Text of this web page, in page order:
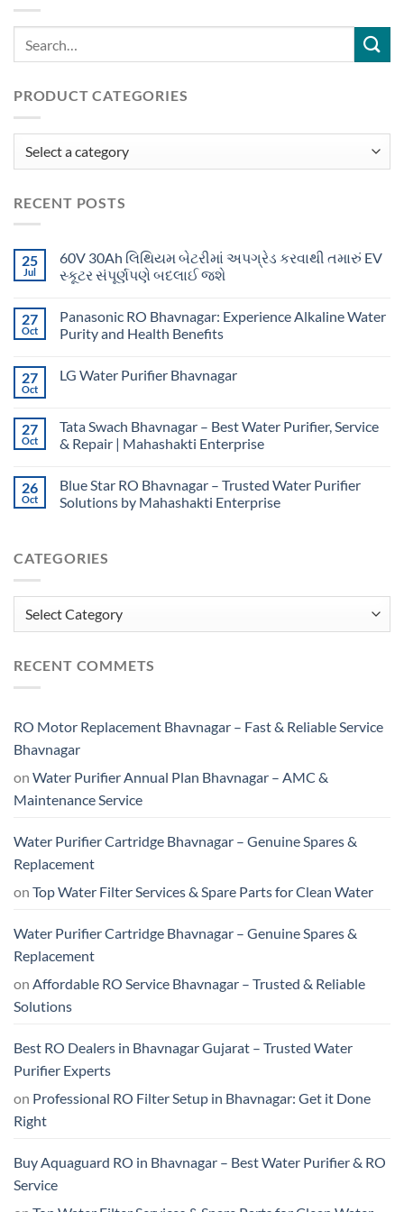
PRODUCT CATEGORIES
RECENT POSTS
25
Jul
60V 30Ah લિથિયમ બેટરીમાં અપગ્રેડ કરવાથી તમારું EV
સ્કૂટર સંપૂર્ણપણે બદલાઈ જશે
27
Oct
Panasonic RO Bhavnagar: Experience Alkaline Water
Purity and Health Benefits
27
Oct
LG Water Purifier Bhavnagar
27
Oct
Tata Swach Bhavnagar – Best Water Purifier, Service
& Repair | Mahashakti Enterprise
26
Oct
Blue Star RO Bhavnagar – Trusted Water Purifier
Solutions by Mahashakti Enterprise
CATEGORIES
RECENT COMMETS
RO Motor Replacement Bhavnagar – Fast & Reliable Service
Bhavnagar
on Water Purifier Annual Plan Bhavnagar – AMC &
Maintenance Service
Water Purifier Cartridge Bhavnagar – Genuine Spares &
Replacement
on Top Water Filter Services & Spare Parts for Clean Water
Water Purifier Cartridge Bhavnagar – Genuine Spares &
Replacement
on Affordable RO Service Bhavnagar – Trusted & Reliable
Solutions
Best RO Dealers in Bhavnagar Gujarat – Trusted Water
Purifier Experts
on Professional RO Filter Setup in Bhavnagar: Get it Done
Right
Buy Aquaguard RO in Bhavnagar – Best Water Purifier & RO
Service